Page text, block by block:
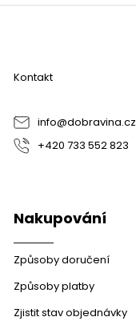
Z
Kontakt
info@dobravina.cz
+420 733 552 823
Nakupování
Způsoby doručení
Způsoby platby
Zjistit stav objednávky